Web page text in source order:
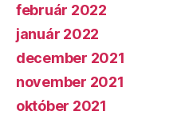
február 2022
január 2022
december 2021
november 2021
október 2021